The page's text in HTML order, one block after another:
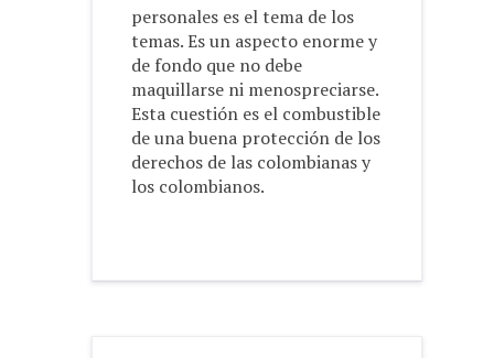
personales es el tema de los
temas. Es un aspecto enorme y
de fondo que no debe
maquillarse ni menospreciarse.
Esta cuestión es el combustible
de una buena protección de los
derechos de las colombianas y
los colombianos.